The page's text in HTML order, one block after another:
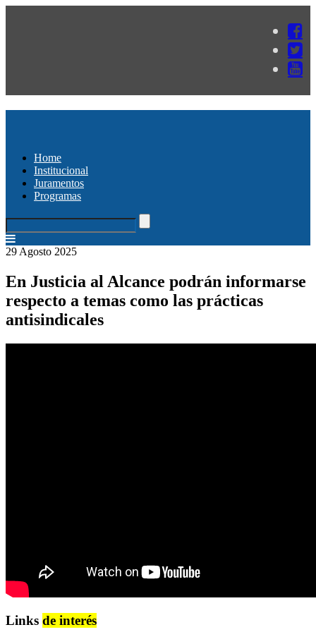
Home
Institucional
Juramentos
Programas
29 Agosto 2025
En Justicia al Alcance podrán informarse
respecto a temas como las prácticas
antisindicales
Links de interés